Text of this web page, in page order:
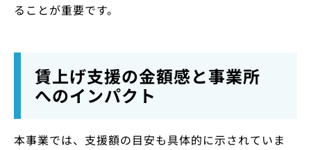
ることが重要です。
賃上げ支援の金額感と事業所
へのインパクト
本事業では、支援額の目安も具体的に示されていま